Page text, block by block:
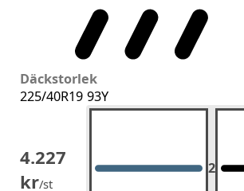
Däckstorlek
225/40R19 93Y
4.227
kr/st
2 2st.